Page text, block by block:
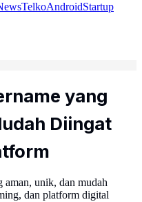
TelkoAndroidStartup
yang
Diingat
aman, unik, dan mudah
dan platform digital